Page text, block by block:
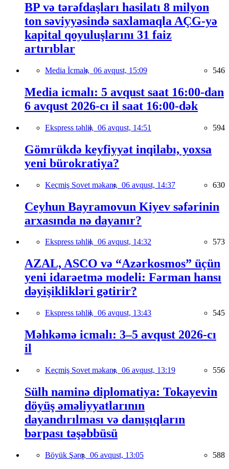
BP və tərəfdaşları hasilatı 8 milyon
ton səviyyəsində saxlamaqla AÇG-yə
kapital qoyuluşlarını 31 faiz
artırıblar
Media İcmalı, 06 avqust, 15:09 546
Media icmalı: 5 avqust saat 16:00-dan
6 avqust 2026-cı il saat 16:00-dək
Ekspress təhlil, 06 avqust, 14:51 594
Gömrükdə keyfiyyət inqilabı, yoxsa
yeni bürokratiya?
Keçmiş Sovet məkanı, 06 avqust, 14:37 630
Ceyhun Bayramovun Kiyev səfərinin
arxasında nə dayanır?
Ekspress təhlil, 06 avqust, 14:32 573
AZAL, ASCO və “Azərkosmos” üçün
yeni idarəetmə modeli: Fərman hansı
dəyişiklikləri gətirir?
Ekspress təhlil, 06 avqust, 13:43 545
Məhkəmə icmalı: 3–5 avqust 2026-cı
il
Keçmiş Sovet məkanı, 06 avqust, 13:19 556
Sülh naminə diplomatiya: Tokayevin
döyüş əməliyyatlarının
dayandırılması və danışıqların
bərpası təşəbbüsü
Böyük Şərq, 06 avqust, 13:05 588